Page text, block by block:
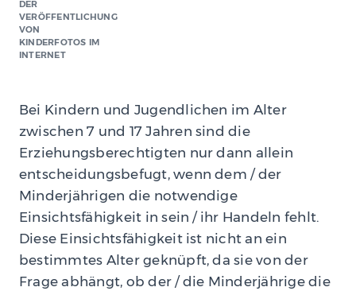
DER
VERÖFFENTLICHUNG
VON
KINDERFOTOS IM
INTERNET
Bei Kindern und Jugendlichen im Alter
zwischen 7 und 17 Jahren sind die
Erziehungsberechtigten nur dann allein
entscheidungsbefugt, wenn dem / der
Minderjährigen die notwendige
Einsichtsfähigkeit in sein / ihr Handeln fehlt.
Diese Einsichtsfähigkeit ist nicht an ein
bestimmtes Alter geknüpft, da sie von der
Frage abhängt, ob der / die Minderjährige die